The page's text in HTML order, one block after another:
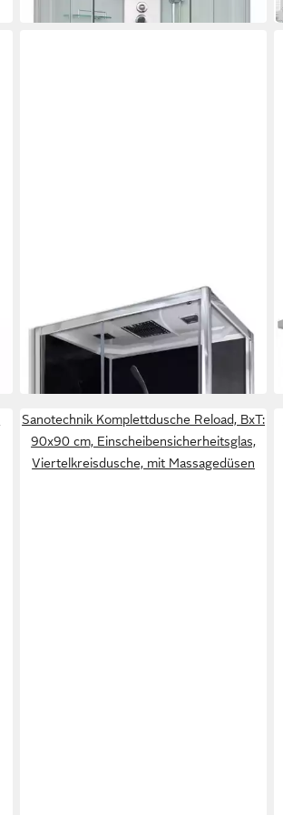
in 6-8 Werktagen bei dir
Komplettdusche Trend 3
777,94 € UVP909,00 €
in 6-8 Werktagen bei dir
Sanotechnik Komplettdusche Reload, BxT:
90x90 cm, Einscheibensicherheitsglas,
Viertelkreisdusche, mit Massagedüsen